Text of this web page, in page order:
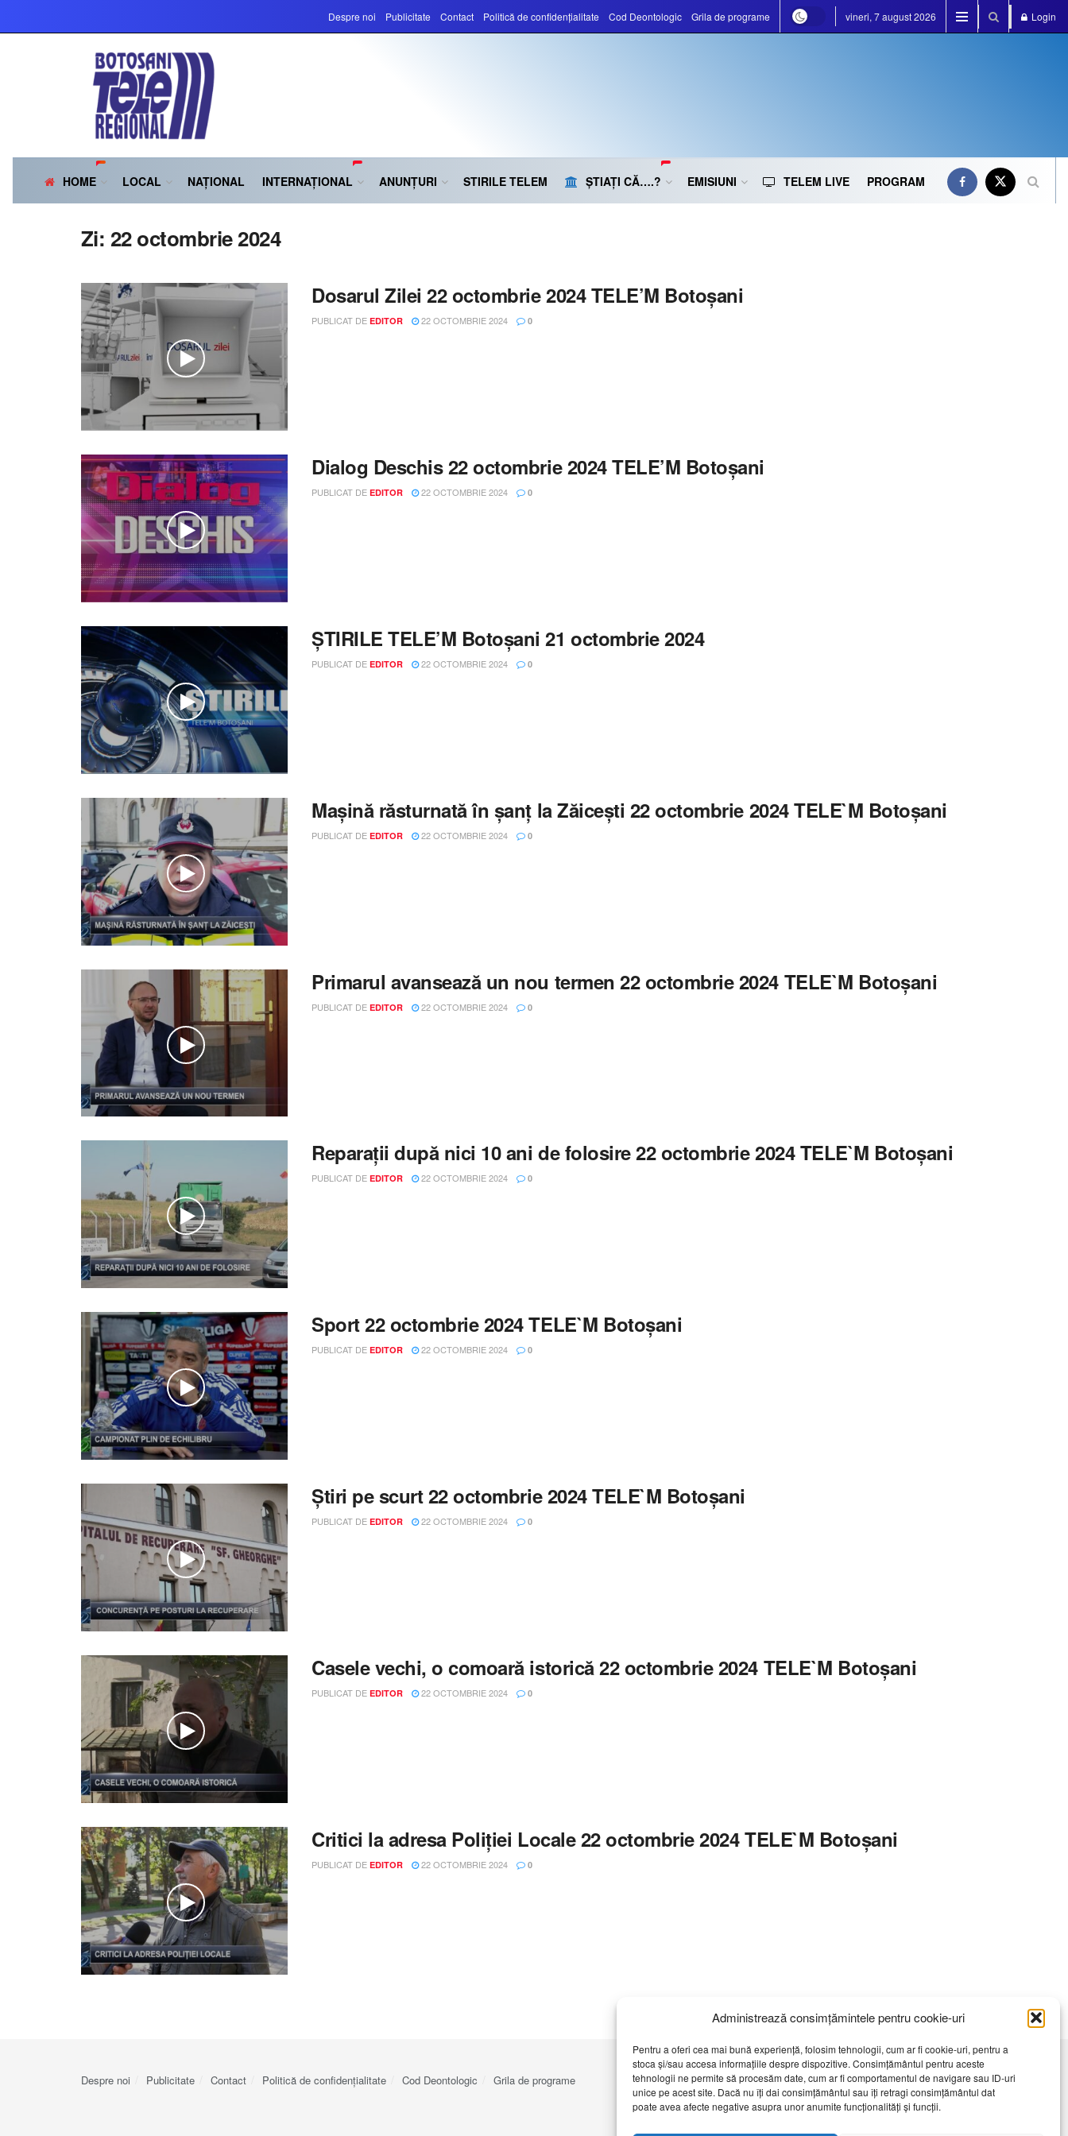
Administrează consimțămintele pentru cookie-uri
Pentru a oferi cea mai bună experiență, folosim tehnologii, cum ar fi cookie-uri, pentru a
stoca și/sau accesa informațiile despre dispozitive. Consimțământul pentru aceste
tehnologii ne permite să procesăm date, cum ar fi comportamentul de navigare sau ID-uri
unice pe acest site. Dacă nu îți dai consimțământul sau îți retragi consimțământul dat
poate avea afecte negative asupra unor anumite funcționalități și funcții.
Despre noi Publicitate Contact Politică de confidențialitate Cod Deontologic Grila de programe vineri, 7 august 2026 Login
HOME LOCAL NAȚIONAL INTERNAȚIONAL ANUNȚURI STIRILE TELEM ȘTIAȚI CĂ….? EMISIUNI TELEM LIVE PROGRAM
Zi: 22 octombrie 2024
Dosarul Zilei 22 octombrie 2024 TELE’M Botoșani
PUBLICAT DE EDITOR 22 OCTOMBRIE 2024 0
Dialog Deschis 22 octombrie 2024 TELE’M Botoșani
PUBLICAT DE EDITOR 22 OCTOMBRIE 2024 0
ȘTIRILE TELE’M Botoșani 21 octombrie 2024
PUBLICAT DE EDITOR 22 OCTOMBRIE 2024 0
Mașină răsturnată în șanț la Zăicești 22 octombrie 2024 TELE`M Botoșani
PUBLICAT DE EDITOR 22 OCTOMBRIE 2024 0
Primarul avansează un nou termen 22 octombrie 2024 TELE`M Botoșani
PUBLICAT DE EDITOR 22 OCTOMBRIE 2024 0
Reparații după nici 10 ani de folosire 22 octombrie 2024 TELE`M Botoșani
PUBLICAT DE EDITOR 22 OCTOMBRIE 2024 0
Sport 22 octombrie 2024 TELE`M Botoșani
PUBLICAT DE EDITOR 22 OCTOMBRIE 2024 0
Știri pe scurt 22 octombrie 2024 TELE`M Botoșani
PUBLICAT DE EDITOR 22 OCTOMBRIE 2024 0
Casele vechi, o comoară istorică 22 octombrie 2024 TELE`M Botoșani
PUBLICAT DE EDITOR 22 OCTOMBRIE 2024 0
Critici la adresa Poliției Locale 22 octombrie 2024 TELE`M Botoșani
PUBLICAT DE EDITOR 22 OCTOMBRIE 2024 0
Despre noi Publicitate Contact Politică de confidențialitate Cod Deontologic Grila de programe
Daca sunteti martorul unor
evenimente importante vă rugăm să
ne contactați pe email:
telembotosani.tv@gmail.com